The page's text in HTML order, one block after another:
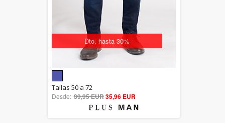
Dto. hasta 30%
out of 5
Tallas 50 a 72
Desde: 39,95 EUR35,96 EUR